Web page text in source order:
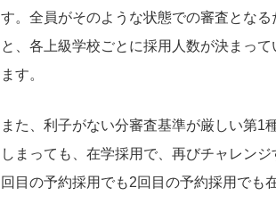
す。全員がそのような状態での審査とな
と、各上級学校ごとに採用人数が決まっ
ます。
また、利子がない分審査基準が厳しい第1
しまっても、在学採用で、再びチャレン
回目の予約採用でも2回目の予約採用でも